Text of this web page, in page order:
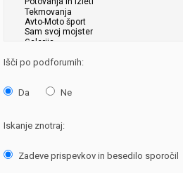
Išči po podforumih:
Da Ne
Iskanje znotraj:
Zadeve prispevkov in besedilo sporočil